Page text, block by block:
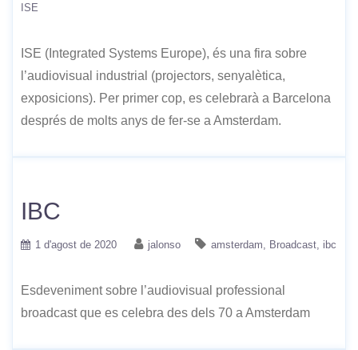
ISE
ISE (Integrated Systems Europe), és una fira sobre
l’audiovisual industrial (projectors, senyalètica,
exposicions). Per primer cop, es celebrarà a Barcelona
després de molts anys de fer-se a Amsterdam.
IBC
1 d'agost de 2020 jalonso amsterdam Broadcast ibc
Esdeveniment sobre l’audiovisual professional
broadcast que es celebra des dels 70 a Amsterdam